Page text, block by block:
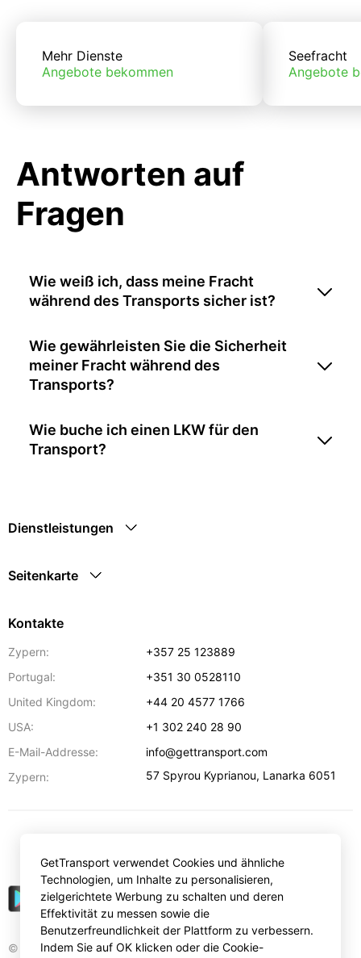
Mehr Dienste
Angebote bekommen
Seefracht
Angebote
Antworten auf
Fragen
Wie weiß ich, dass meine Fracht
während des Transports sicher ist?
Wie gewährleisten Sie die Sicherheit
meiner Fracht während des
Transports?
Wie buche ich einen LKW für den
Transport?
Dienstleistungen
Seitenkarte
Kontakte
Zypern:
+357 25 123889
Portugal:
+351 30 0528110
United Kingdom:
+44 20 4577 1766
USA:
+1 302 240 28 90
E-Mail-Addresse:
info@gettransport.com
Zypern:
57 Spyrou Kyprianou, Lanarka 6051
© Gettransport International Limited. GetTransport®
GetTransport verwendet Cookies und ähnliche
Technologien, um Inhalte zu personalisieren,
zielgerichtete Werbung zu schalten und deren
Effektivität zu messen sowie die
Benutzerfreundlichkeit der Plattform zu verbessern.
Indem Sie auf OK klicken oder die Cookie-